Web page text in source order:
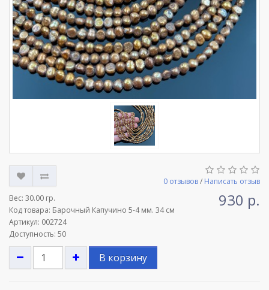
0 отзывов/ Написать отзыв
Вес: 30.00 гр.
Код товара: Барочный Капучино 5-4 мм. 34 см
Артикул: 002724
Доступность: 50
930 р.
В корзину